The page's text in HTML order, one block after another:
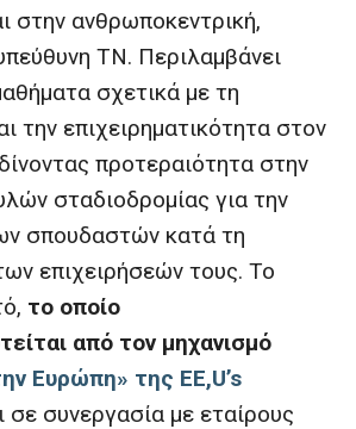
στην ανθρωποκεντρική,
ΤΝ. Περιλαμβάνει
σχετικά με τη
την επιχειρηματικότητα στον
προτεραιότητα στην
σταδιοδρομίας για την
σπουδαστών κατά τη
επιχειρήσεών τους. Το
το οποίο
από τον μηχανισμό
Ευρώπη» της ΕΕ,U’s
σε συνεργασία με εταίρους